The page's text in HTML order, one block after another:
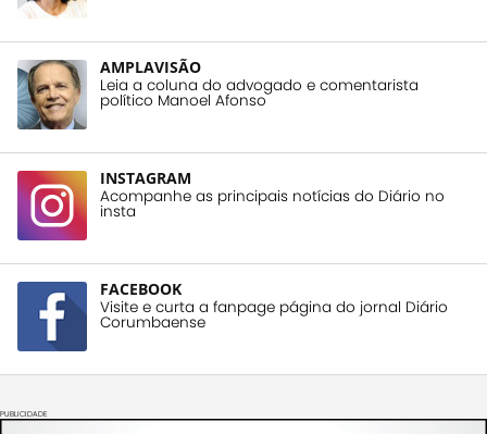
AMPLAVISÃO
Leia a coluna do advogado e comentarista
político Manoel Afonso
INSTAGRAM
Acompanhe as principais notícias do Diário no
insta
FACEBOOK
Visite e curta a fanpage página do jornal Diário
Corumbaense
PUBLICIDADE